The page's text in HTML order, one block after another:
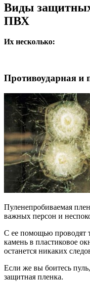
Виды
ПВХ
Их несколько:
Противоударная и
Пуленепробиваемая
важных персон и
С ее помощью проводят
камень в пластиковое
останется никаких
Если же вы боитесь
защитная пленка.